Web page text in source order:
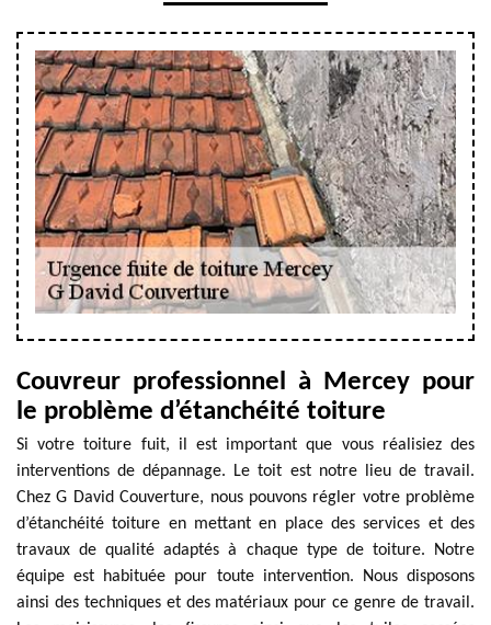
Couvreur professionnel à Mercey pour
le problème d’étanchéité toiture
Si votre toiture fuit, il est important que vous réalisiez des
interventions de dépannage. Le toit est notre lieu de travail.
Chez G David Couverture, nous pouvons régler votre problème
d’étanchéité toiture en mettant en place des services et des
travaux de qualité adaptés à chaque type de toiture. Notre
équipe est habituée pour toute intervention. Nous disposons
ainsi des techniques et des matériaux pour ce genre de travail.